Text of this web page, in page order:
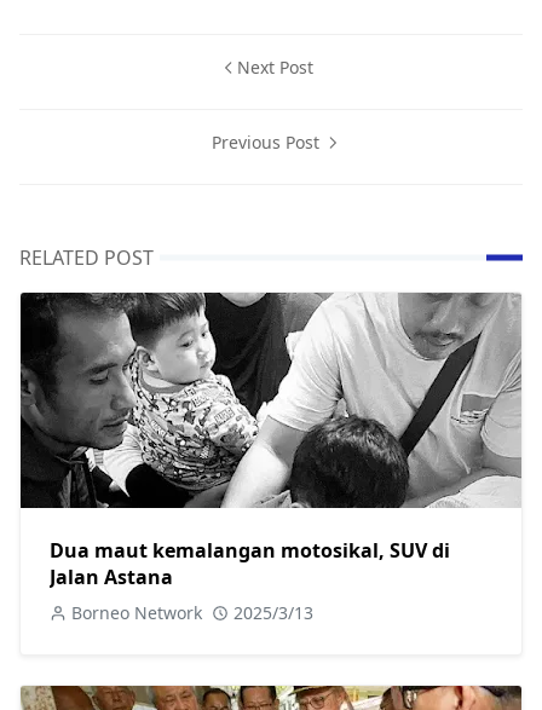
Next Post
Previous Post
RELATED POST
Dua maut kemalangan motosikal, SUV di
Jalan Astana
Borneo Network 2025/3/13